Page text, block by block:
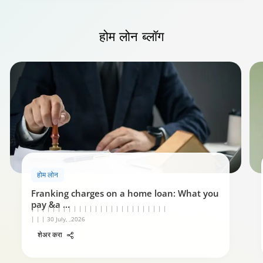
होम लोन रिपेमेंट गाईड
0:59
होम लोनब्लॉग
होम लोन
Franking charges on a home loan: What you
pay &a ...
| | | | | | | | | | | | | | | | | | | | | | | | | |
| | | 30 July, ,2026
शेअर करा